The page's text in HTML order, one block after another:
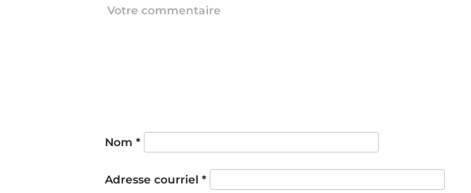
Nom *
Adresse courriel *